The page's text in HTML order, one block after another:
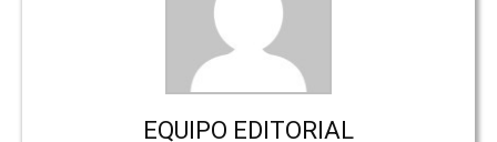
EQUIPO EDITORIAL